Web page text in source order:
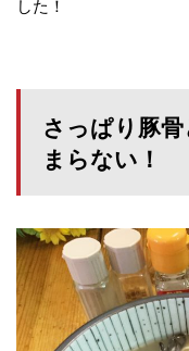
さっぱり豚
まらない！